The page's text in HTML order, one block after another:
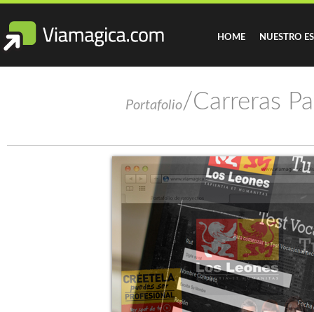
HOME NUESTRO
Portafolio/Carreras